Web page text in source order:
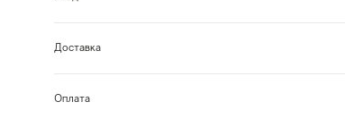
Доставка
Оплата